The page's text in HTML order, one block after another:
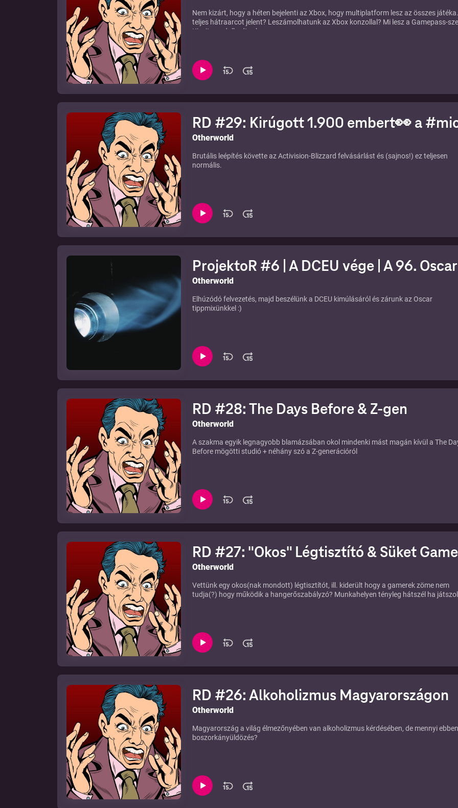
Nem kizárt, hogy a héten bejelenti az Xbox, hogy multiplatform lesz az összes
teljes hátraarcot jelent? Leszámolhatunk az Xbox konzollal? Mi lesz a Gamepass-
Kicsit gondolkodtunk...
RD #29: Kirúgott 1.900 embert👀 a
Otherworld
Brutális leépítés követte az Activision-Blizzard felvásárlást és (sajnos!) ez teljesen
normális.
ProjektoR #6 | A DCEU vége | A 96.
Otherworld
Elhúzódó felvezetés, majd beszélünk a DCEU kimúlásáról és zárunk az Oscar
tippmixünkkel :)
RD #28: The Days Before & Z-gen
Otherworld
A szakma egyik legnagyobb blamázsában okol mindenki mást magán kívül a The
Before mögötti studió + néhány szó a Z-generációról
RD #27: "Okos" Légtisztító & Süket
Otherworld
Vettünk egy okos(nak mondott) légtisztítót, ill. kiderült hogy a gamerek zöme nem
tudja(?) hogy működik a hangerőszabályzó? Munkahelyen tényleg hátszél ha
RD #26: Alkoholizmus Magyarországon
Otherworld
Magyarország a világ élmezőnyében van alkoholizmus kérdésében, de mennyi
boszorkányüldözés?